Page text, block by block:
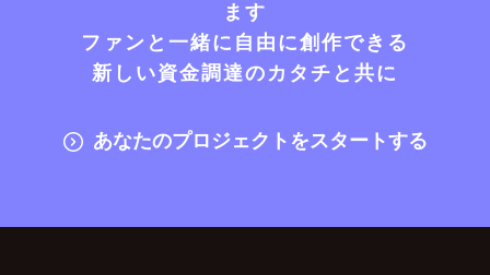
ます
ファンと一緒に自由に創作できる
新しい資金調達のカタチと共に
あなたのプロジェクトをスタートする